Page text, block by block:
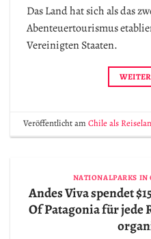
Das Land hat sich als das
Abenteuertourismus
Vereinigten Staaten.
Veröffentlicht amChile als
NATIONALPARKS IN
Andes Viva spendet
Of Patagonia für jede